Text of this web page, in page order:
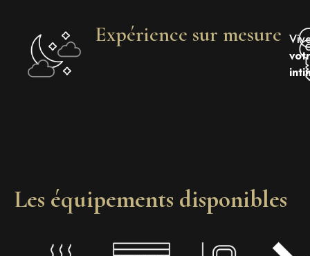
Expérience sur mesure
Les équipements disponibles